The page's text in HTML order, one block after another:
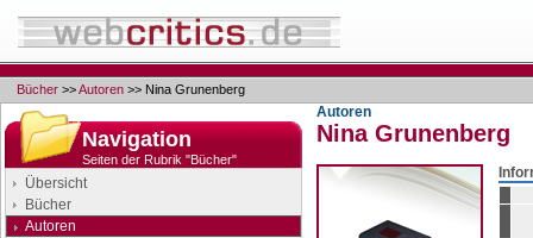
Bücher >>Autoren >> Nina Grunenberg
Navigation
Seiten der Rubrik "Bücher"
Übersicht
Bücher
Autoren
Autoren
Nina Grunenberg